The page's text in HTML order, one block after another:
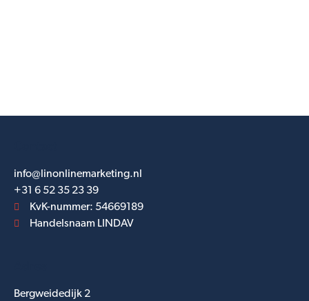
info@linonlinemarketing.nl
+31 6 52 35 23 39
KvK-nummer: 54669189
Handelsnaam LINDAV
Bergweidedijk 2